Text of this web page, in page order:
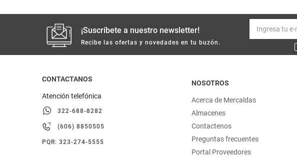
¡Suscríbete a nuestro newsletter!
Recibe las ofertas y novedades en tu buzón.
CONTACTANOS
Atención telefónica
322-688-8282
(606) 8850505
PQR: 323-274-5555
NOSOTROS
Acerca de Mercaldas
Almacenes
Contactenos
Preguntas frecuentes
Portal Proveedores